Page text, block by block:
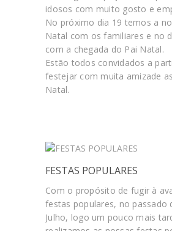
idosos com muito gosto e
No próximo dia 19 temos a
Natal com os familiares e no
com a chegada do Pai Natal.
Estão todos convidados a
festejar com muita amizade
Natal.
FESTAS POPULARES
Com o propósito de fugir à
festas populares, no passado
Julho, logo um pouco mais